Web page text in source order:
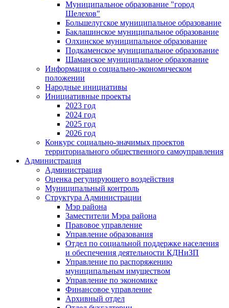
Муниципальное образование "город
Шелехов"
Большелугское муниципальное образование
Баклашинское муниципальное образование
Олхинское муниципальное образование
Подкаменское муниципальное образование
Шаманское муниципальное образование
Информация о социально-экономическом
положении
Народные инициативы
Инициативные проекты
2023 год
2024 год
2025 год
2026 год
Конкурс социально-значимых проектов
территориального общественного самоуправления
Администрация
Администрация
Оценка регулирующего воздействия
Муниципальный контроль
Структура Администрации
Мэр района
Заместители Мэра района
Правовое управление
Управление образования
Отдел по социальной поддержке населения
и обеспечения деятельности КДНиЗП
Управление по распоряжению
муниципальным имуществом
Управление по экономике
Финансовое управление
Архивный отдел